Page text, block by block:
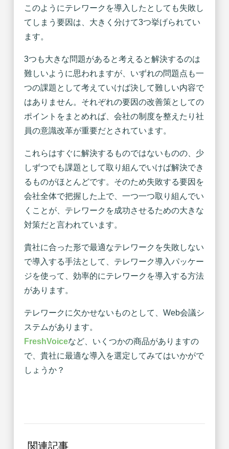
このようにテレワークを導入したとしても失敗し
てしまう要因は、大きく分けて3つ挙げられてい
ます。
3つも大きな問題があると考えると解決するのは
難しいように思われますが、いずれの問題点も一
つの課題として考えていけば決して難しい内容で
はありません。それぞれの要因の改善策としての
ポイントをまとめれば、会社の制度を整えたり社
員の意識改革が重要だとされています。
これらはすぐに解決するものではないものの、少
しずつでも課題として取り組んでいけば解決でき
るものがほとんどです。そのため失敗する要因を
会社全体で把握した上で、一つ一つ取り組んでい
くことが、テレワークを成功させるための大きな
対策だと言われています。
貴社に合った形で最適なテレワークを失敗しない
で導入する手法として、テレワーク導入パッケー
ジを使って、効率的にテレワークを導入する方法
があります。
テレワークに欠かせないものとして、Web会議シ
ステムがあります。
FreshVoiceなど、いくつかの商品がありますの
で、貴社に最適な導入を選定してみてはいかがで
しょうか？
関連記事